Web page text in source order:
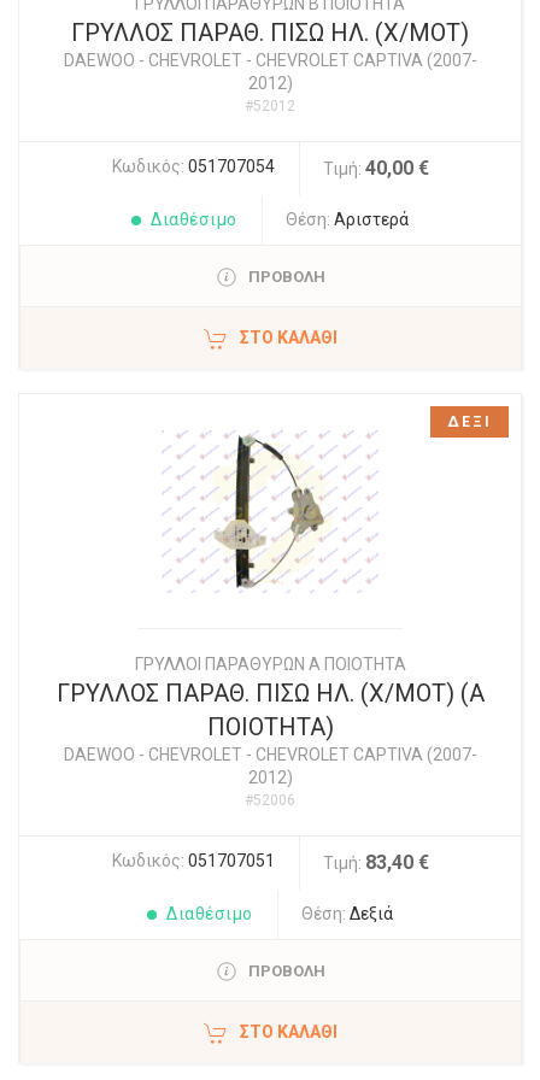
ΓΡΥΛΛΟΙ ΠΑΡΑΘΥΡΩΝ Β ΠΟΙΟΤΗΤΑ
ΓΡΥΛΛΟΣ ΠΑΡΑΘ. ΠΙΣΩ ΗΛ. (Χ/ΜΟΤ)
DAEWOO - CHEVROLET- CHEVROLET CAPTIVA (2007-
2012)
#52012
Κωδικός: 051707054 Τιμή: 40,00 €
Διαθέσιμο Θέση: Αριστερά
ΠΡΟΒΟΛΗ
ΣΤΟ ΚΑΛΆΘΙ
ΓΡΥΛΛΟΙ ΠΑΡΑΘΥΡΩΝ Α ΠΟΙΟΤΗΤΑ
ΓΡΥΛΛΟΣ ΠΑΡΑΘ. ΠΙΣΩ ΗΛ. (Χ/ΜΟΤ) (Α
ΠΟΙΟΤΗΤΑ)
DAEWOO - CHEVROLET- CHEVROLET CAPTIVA (2007-
2012)
#52006
Κωδικός: 051707051 Τιμή: 83,40 €
Διαθέσιμο Θέση: Δεξιά
ΠΡΟΒΟΛΗ
ΣΤΟ ΚΑΛΆΘΙ
ΔΕΞΙ